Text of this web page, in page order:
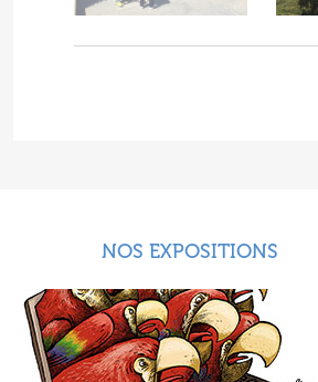
NOS EXPOSITIONS